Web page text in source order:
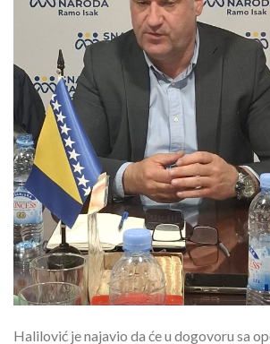
Halilović je najavio da će u dogovoru sa